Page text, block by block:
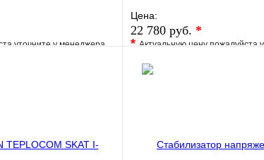
уточните у менеджера
Цена:
22 780 руб. *
*Актуальную цену пожалуйста
В избранное